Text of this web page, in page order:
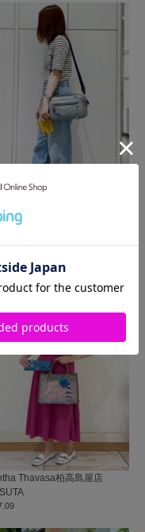
ィネート
Thavasa柏高島屋店